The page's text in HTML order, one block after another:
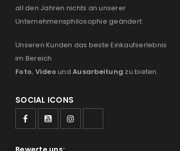
all den Jahren nichts an unserer
Unternehmensphilosophie geändert:
Unseren Kunden das beste Einkaufserlebnis
im Bereich
Foto, Video und Ausarbeitung zu bieten.
SOCIAL ICONS